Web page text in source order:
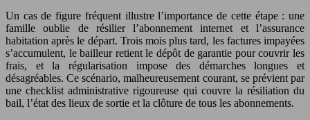
Un cas de figure fréquent illustre l’importance de cette étape : une
famille oublie de résilier l’abonnement internet et l’assurance
habitation après le départ. Trois mois plus tard, les factures impayées
s’accumulent, le bailleur retient le dépôt de garantie pour couvrir les
frais, et la régularisation impose des démarches longues et
désagréables. Ce scénario, malheureusement courant, se prévient par
une checklist administrative rigoureuse qui couvre la résiliation du
bail, l’état des lieux de sortie et la clôture de tous les abonnements.